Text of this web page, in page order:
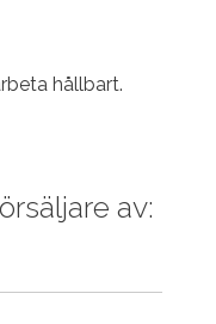
hållbart.
av: